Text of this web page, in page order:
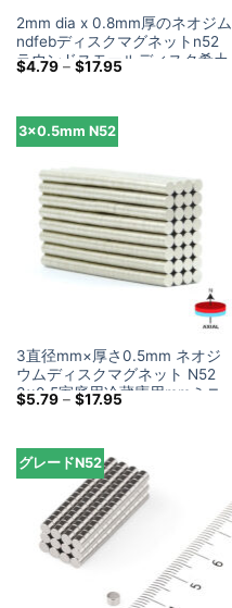
2mm dia x 0.8mm厚のネオジム
ndfebディスクマグネットn52
ラウンドスモールディスク希土
類2×0.8MMクラフトマグネッ
$4.79 – $17.95価
$17.95
3×0.5mm N52
3直径mm×厚さ0.5mm ネオジ
ウムディスクマグネット N52
3×0.5家庭用冷蔵庫用mmミニ
小型丸型マグネット
$5.79 – $17.95価
通
し
て
$17.95
グレードN52